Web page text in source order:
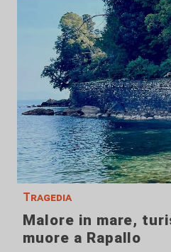
Tragedia
Malore in mare,
muore a Rapallo